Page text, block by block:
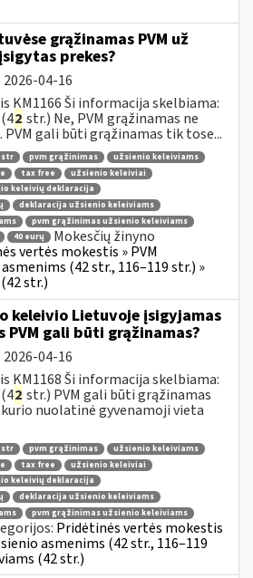
grąžinamas PVM už
prekes?
2026-04-16
KM1166 Ši informacija skelbiama:
2 str.) Ne, PVM grąžinamas ne
PVM gali būti grąžinamas tik tose...
str pvm grąžinimas
užsienio keleiviams
tax free
užsienio keleiviai
keleivių deklaracija
deklaracija užsienio keleiviams
pvm grąžinimas užsienio keleiviams
40 eurų
Mokesčių žinyno
vertės mokestis » PVM
(42 str., 116–119 str.) »
str.)
keleivio Lietuvoje įsigyjamas
PVM gali būti grąžinamas?
2026-04-16
KM1168 Ši informacija skelbiama:
2 str.) PVM gali būti grąžinamas
nuolatinė gyvenamoji vieta
str pvm grąžinimas
užsienio keleiviams
tax free
užsienio keleiviai
keleivių deklaracija
deklaracija užsienio keleiviams
pvm grąžinimas užsienio keleiviams
Pridėtinės vertės mokestis
asmenims (42 str., 116–119
(42 str.)